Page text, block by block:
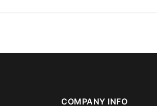
COMPANY INFO